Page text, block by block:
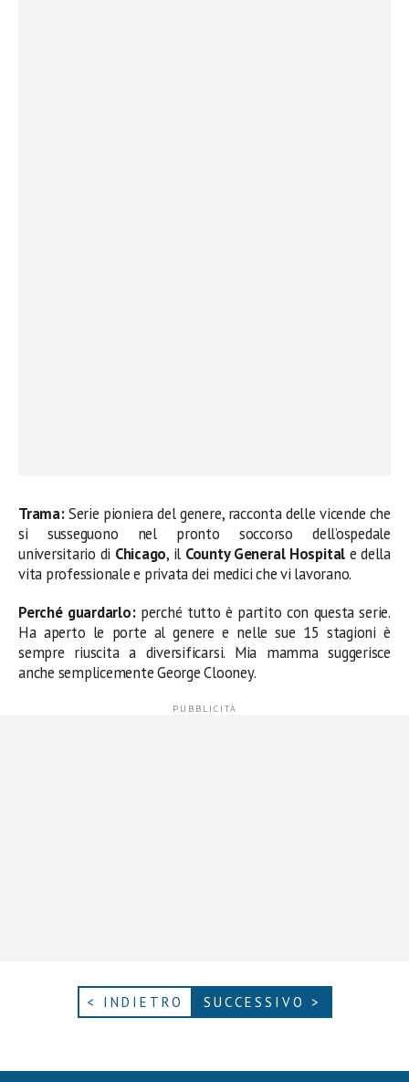
Trama:Serie pioniera del genere, racconta delle vicende che
si susseguono nel pronto soccorso dell’ospedale
universitario di Chicago, il County General Hospital e della
vita professionale e privata dei medici che vi lavorano.
Perché guardarlo:perché tutto è partito con questa serie.
Ha aperto le porte al genere e nelle sue 15 stagioni è
sempre riuscita a diversificarsi. Mia mamma suggerisce
anche semplicemente George Clooney.
< INDIETRO SUCCESSIVO >